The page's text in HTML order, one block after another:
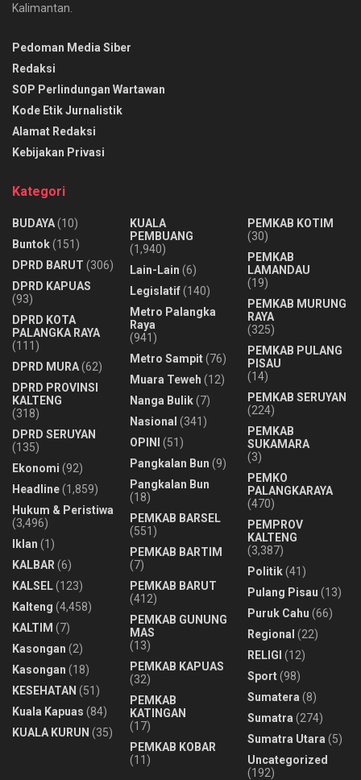
Kalimantan.
Pedoman Media Siber
Redaksi
SOP Perlindungan Wartawan
Kode Etik Jurnalistik
Alamat Redaksi
Kebijakan Privasi
Kategori
BUDAYA(10)
Buntok(151)
DPRD BARUT (306)
DPRD KAPUAS
(93)
DPRD KOTA
PALANGKA RAYA
(111)
DPRD MURA(62)
DPRD PROVINSI
KALTENG
(318)
DPRD SERUYAN
(135)
Ekonomi (92)
Headline(1,859)
Hukum & Peristiwa
(3,496)
Iklan (1)
KALBAR (6)
KALSEL(123)
Kalteng (4,458)
KALTIM (7)
Kasongan (2)
Kasongan (18)
KESEHATAN (51)
Kuala Kapuas (84)
KUALA KURUN (35)
KUALA
PEMBUANG
(1,940)
Lain-Lain (6)
Legislatif(140)
Metro Palangka
Raya
(941)
Metro Sampit(76)
Muara Teweh (12)
Nanga Bulik(7)
Nasional (341)
OPINI
(51)
Pangkalan Bun (9)
Pangkalan Bun
(18)
PEMKAB BARSEL
(551)
PEMKAB BARTIM
(7)
PEMKAB BARUT
(412)
PEMKAB GUNUNG
MAS
(13)
PEMKAB KAPUAS
(32)
PEMKAB
KATINGAN
(17)
PEMKAB KOBAR
(11)
PEMKAB KOTIM
(30)
PEMKAB
LAMANDAU
(19)
PEMKAB MURUNG
RAYA
(325)
PEMKAB PULANG
PISAU
(14)
PEMKAB SERUYAN
(224)
PEMKAB
SUKAMARA
(3)
PEMKO
PALANGKARAYA
(470)
PEMPROV
KALTENG
(3,387)
Politik(41)
Pulang Pisau (13)
Puruk Cahu (66)
Regional (22)
RELIGI (12)
Sport(98)
Sumatera (8)
Sumatra (274)
Sumatra Utara (5)
Uncategorized
(192)